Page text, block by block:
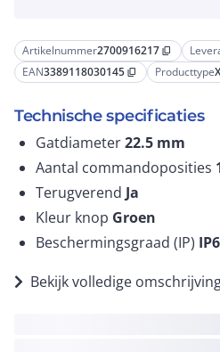
Artikelnummer2700916217 content_copy
EAN3389118030145 content_copy Producttype
Technische specificaties
Gatdiameter22.5 mm
Aantal commandoposities
Terugverend Ja
Kleur knop Groen
Beschermingsgraad (IP)
Bekijk volledige